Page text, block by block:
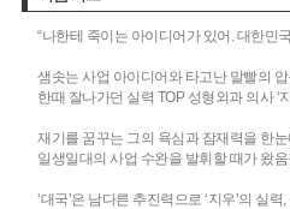
“나한테 죽이는 아이디어가 있어. 대한민
샘솟는 사업 아이디어와 타고난 말빨의 압
한때 잘나가던 실력 TOP 성형외과 의사 ‘
재기를 꿈꾸는 그의 욕심과 잠재력을 한눈
일생일대의 사업 수완을 발휘할 때가 왔
‘대국’은 남다른 추진력으로 ‘지우’의 실